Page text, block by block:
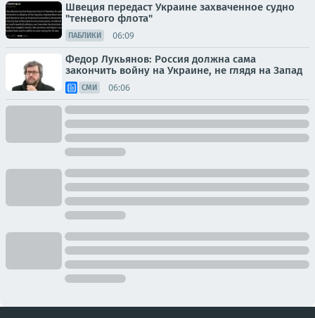
Швеция передаст Украине захваченное судно
"теневого флота"
ПАБЛИКИ 06:09
Федор Лукьянов: Россия должна сама
закончить войну на Украине, не глядя на Запад
СМИ 06:06